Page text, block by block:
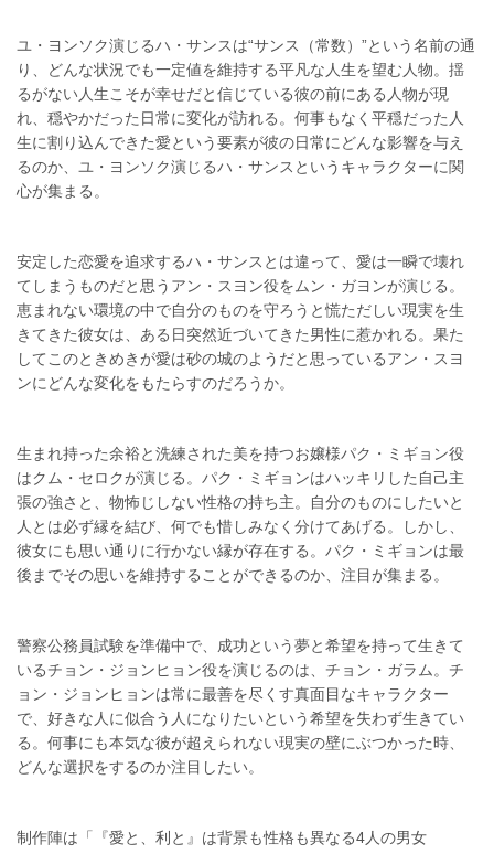
ユ・ヨンソク演じるハ・サンスは“サンス（常数）”という名前の通
り、どんな状況でも一定値を維持する平凡な人生を望む人物。揺
るがない人生こそが幸せだと信じている彼の前にある人物が現
れ、穏やかだった日常に変化が訪れる。何事もなく平穏だった人
生に割り込んできた愛という要素が彼の日常にどんな影響を与え
るのか、ユ・ヨンソク演じるハ・サンスというキャラクターに関
心が集まる。
安定した恋愛を追求するハ・サンスとは違って、愛は一瞬で壊れ
てしまうものだと思うアン・スヨン役をムン・ガヨンが演じる。
恵まれない環境の中で自分のものを守ろうと慌ただしい現実を生
きてきた彼女は、ある日突然近づいてきた男性に惹かれる。果た
してこのときめきが愛は砂の城のようだと思っているアン・スヨ
ンにどんな変化をもたらすのだろうか。
生まれ持った余裕と洗練された美を持つお嬢様パク・ミギョン役
はクム・セロクが演じる。パク・ミギョンはハッキリした自己主
張の強さと、物怖じしない性格の持ち主。自分のものにしたいと
人とは必ず縁を結び、何でも惜しみなく分けてあげる。しかし、
彼女にも思い通りに行かない縁が存在する。パク・ミギョンは最
後までその思いを維持することができるのか、注目が集まる。
警察公務員試験を準備中で、成功という夢と希望を持って生きて
いるチョン・ジョンヒョン役を演じるのは、チョン・ガラム。チ
ョン・ジョンヒョンは常に最善を尽くす真面目なキャラクター
で、好きな人に似合う人になりたいという希望を失わず生きてい
る。何事にも本気な彼が超えられない現実の壁にぶつかった時、
どんな選択をするのか注目したい。
制作陣は「『愛と、利と』は背景も性格も異なる4人の男女